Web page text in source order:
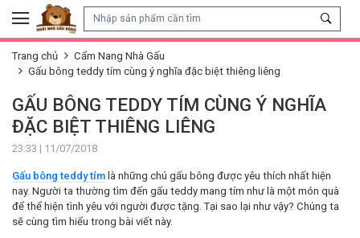
Skip to content
Trang chủ
Cẩm Nang Nhà Gấu
Gấu bông teddy tím cùng ý nghĩa đặc biệt thiêng liêng
GẤU BÔNG TEDDY TÍM CÙNG Ý NGHĨA
ĐẶC BIỆT THIÊNG LIÊNG
23:33 | 11/07/2018
Gấu bông teddy tím là những chú gấu bông được yêu thích nhất hiện
nay. Người ta thường tìm đến gấu teddy mang tím như là một món quà
để thể hiện tình yêu với người được tặng. Tại sao lại như vậy? Chúng ta
sẽ cùng tìm hiểu trong bài viết này.